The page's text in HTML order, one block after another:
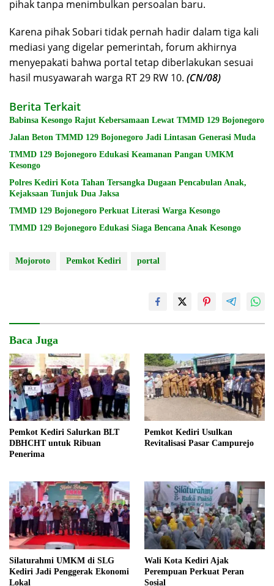
pihak tanpa menimbulkan persoalan baru.
Karena pihak Sobari tidak pernah hadir dalam tiga kali
mediasi yang digelar pemerintah, forum akhirnya
menyepakati bahwa portal tetap diberlakukan sesuai
hasil musyawarah warga RT 29 RW 10. (CN/08)
Berita Terkait
Babinsa Kesongo Rajut Kebersamaan Lewat TMMD 129 Bojonegoro
Jalan Beton TMMD 129 Bojonegoro Jadi Lintasan Generasi Muda
TMMD 129 Bojonegoro Edukasi Keamanan Pangan UMKM
Kesongo
Polres Kediri Kota Tahan Tersangka Dugaan Pencabulan Anak,
Kejaksaan Tunjuk Dua Jaksa
TMMD 129 Bojonegoro Perkuat Literasi Warga Kesongo
TMMD 129 Bojonegoro Edukasi Siaga Bencana Anak Kesongo
Mojoroto Pemkot Kediri portal
Baca Juga
Pemkot Kediri Salurkan BLT
DBHCHT untuk Ribuan
Penerima
Pemkot Kediri Usulkan
Revitalisasi Pasar Campurejo
Silaturahmi UMKM di SLG
Kediri Jadi Penggerak Ekonomi
Lokal
Wali Kota Kediri Ajak
Perempuan Perkuat Peran
Sosial